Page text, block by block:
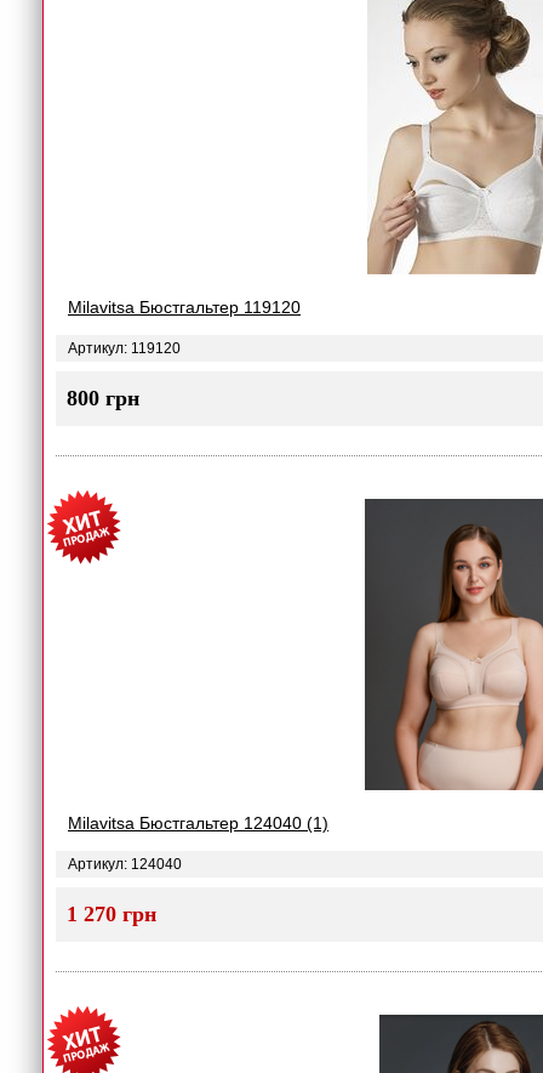
Milavitsa Бюстгальтер 119120
Артикул: 119120
800 грн
Milavitsa Бюстгальтер 124040 (1)
Артикул: 124040
1 270 грн